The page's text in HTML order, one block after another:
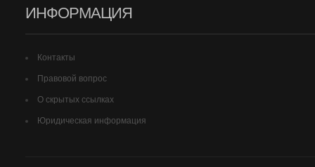
ИНФОРМАЦИЯ
Контакты
Правовой вопрос
О скрытых ссылках
Юридическая информация